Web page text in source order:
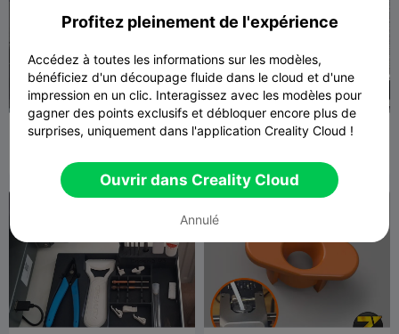
Porte-outils pour Ender-3
V3 SE/KE (sans support)
Bac à crottes gauche
ender3 v3 KE/SE facile à
Profitez pleinement de l'expérience
Accédez à toutes les informations sur les modèles,
bénéficiez d'un découpage fluide dans le cloud et d'une
impression en un clic. Interagissez avec les modèles pour
gagner des points exclusifs et débloquer encore plus de
surprises, uniquement dans l'application Creality Cloud !
Ouvrir dans Creality Cloud
Annulé